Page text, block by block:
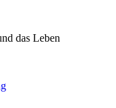
das Leben